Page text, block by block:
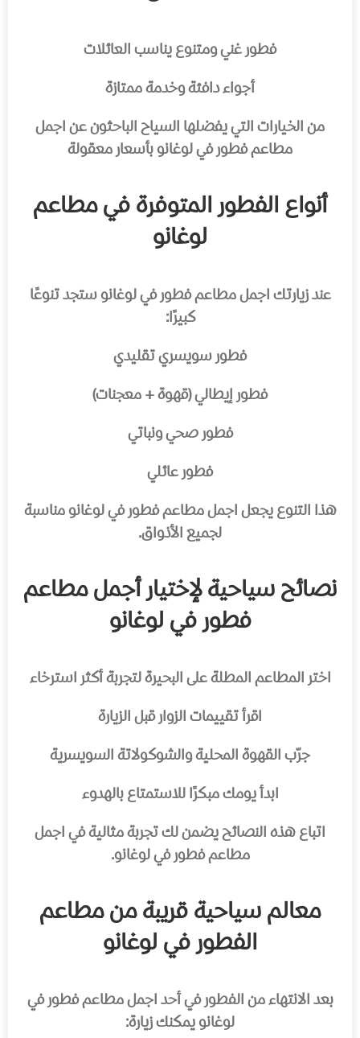
فطور غني ومتنوع يناسب العائلات
أجواء دافئة وخدمة ممتازة
من الخيارات التي يفضلها السياح الباحثون عن اجمل
مطاعم فطور في لوغانو بأسعار معقولة
أنواع الفطور المتوفرة في مطاعم
لوغانو
عند زيارتك اجمل مطاعم فطور في لوغانو ستجد تنوعًا
كبيرًا:
فطور سويسري تقليدي
فطور إيطالي (قهوة + معجنات)
فطور صحي ونباتي
فطور عائلي
هذا التنوع يجعل اجمل مطاعم فطور في لوغانو مناسبة
لجميع الأذواق.
نصائح سياحية لإختيار أجمل مطاعم
فطور في لوغانو
اختر المطاعم المطلة على البحيرة لتجربة أكثر استرخاء
اقرأ تقييمات الزوار قبل الزيارة
جرّب القهوة المحلية والشوكولاتة السويسرية
ابدأ يومك مبكرًا للاستمتاع بالهدوء
اتباع هذه النصائح يضمن لك تجربة مثالية في اجمل
مطاعم فطور في لوغانو.
معالم سياحية قريبة من مطاعم
الفطور في لوغانو
بعد الانتهاء من الفطور في أحد اجمل مطاعم فطور في
لوغانو يمكنك زيارة: